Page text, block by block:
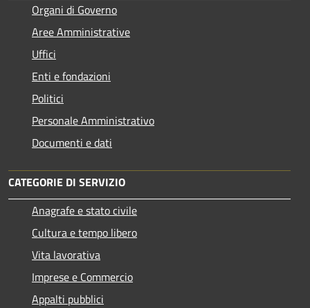
Organi di Governo
Aree Amministrative
Uffici
Enti e fondazioni
Politici
Personale Amministrativo
Documenti e dati
CATEGORIE DI SERVIZIO
Anagrafe e stato civile
Cultura e tempo libero
Vita lavorativa
Imprese e Commercio
Appalti pubblici